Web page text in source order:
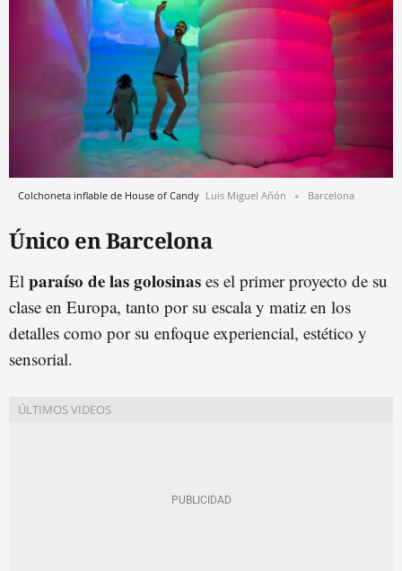
Colchoneta inflable de House of Candy Luis Miguel Añón Barcelona
Único en Barcelona
El paraíso de las golosinas es el primer proyecto de su
clase en Europa, tanto por su escala y matiz en los
detalles como por su enfoque experiencial, estético y
sensorial.